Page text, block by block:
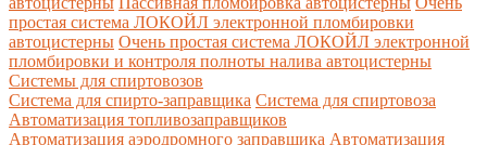
простая система ЛОКОЙЛ электронной пломбировки
автоцистерны Очень простая система ЛОКОЙЛ электронной
пломбировки и контроля полноты налива автоцистерны
Системы для спиртовозов
Система для спирто-заправщика Система для спиртовоза
Автоматизация топливозаправщиков
Автоматизация аэродромного заправщика Автоматизация